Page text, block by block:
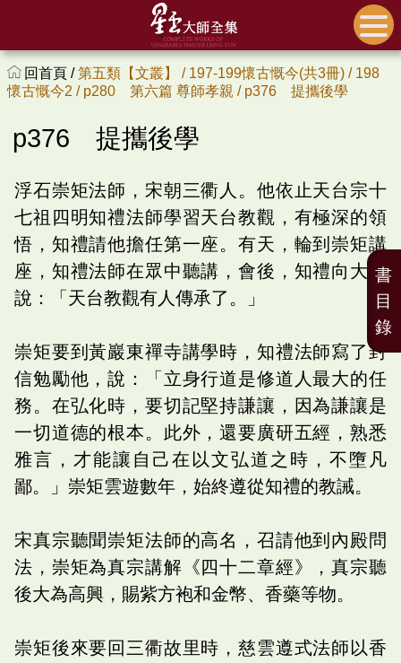
回首頁 /第五類【文叢】 / 197-199懷古慨今(共3冊) / 198
懷古慨今2 / p280 第六篇 尊師孝親 / p376 提攜後學
p376 提攜後學
浮石崇矩法師，宋朝三衢人。他依止天台宗十
七祖四明知禮法師學習天台教觀，有極深的領
悟，知禮請他擔任第一座。有天，輪到崇矩講
座，知禮法師在眾中聽講，會後，知禮向大眾
說：「天台教觀有人傳承了。」
崇矩要到黃巖東禪寺講學時，知禮法師寫了封
信勉勵他，說：「立身行道是修道人最大的任
務。在弘化時，要切記堅持謙讓，因為謙讓是
一切道德的根本。此外，還要廣研五經，熟悉
雅言，才能讓自己在以文弘道之時，不墮凡
鄙。」崇矩雲遊數年，始終遵從知禮的教誡。
宋真宗聽聞崇矩法師的高名，召請他到內殿問
法，崇矩為真宗講解《四十二章經》，真宗聽
後大為高興，賜紫方袍和金幣、香藥等物。
崇矩後來要回三衢故里時，慈雲遵式法師以香
書
目
錄